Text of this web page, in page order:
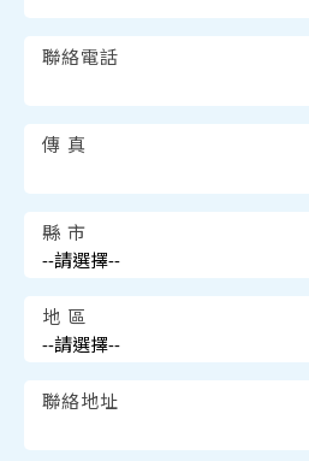
聯絡電話
傳 真
縣 市
地 區
聯絡地址